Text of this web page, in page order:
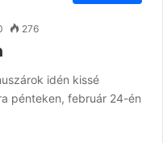
276
idén kissé
pénteken, február 24-én